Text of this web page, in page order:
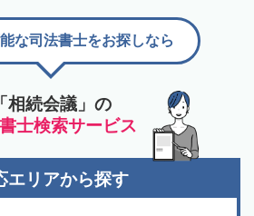
「相続会議」の
士検索サービス
な司法書士をお探しなら
エリアから探す